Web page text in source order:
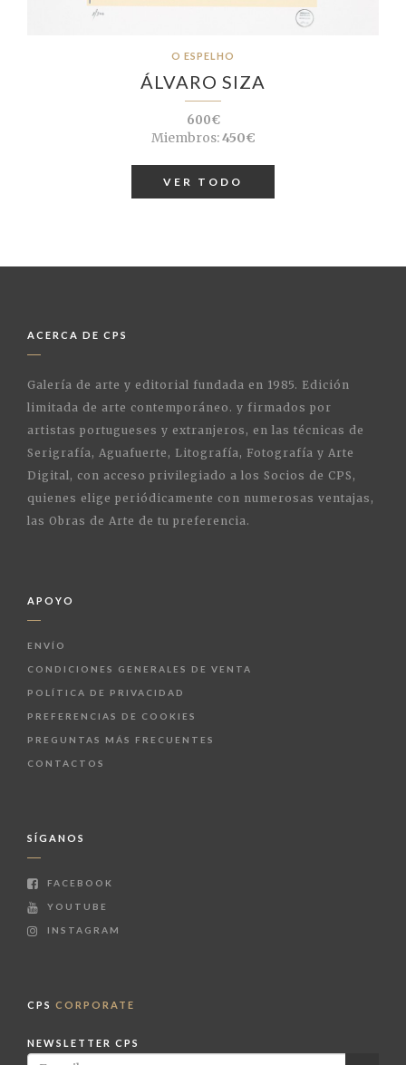
O ESPELHO
ÁLVARO SIZA
600€
Miembros:450€
VER TODO
ACERCA DE CPS
Galería de arte y editorial fundada en 1985. Edición
limitada de arte contemporáneo. y firmados por
artistas portugueses y extranjeros, en las técnicas de
Serigrafía, Aguafuerte, Litografía, Fotografía y Arte
Digital, con acceso privilegiado a los Socios de CPS,
quienes elige periódicamente con numerosas ventajas,
las Obras de Arte de tu preferencia.
APOYO
ENVÍO
CONDICIONES GENERALES DE VENTA
POLÍTICA DE PRIVACIDAD
PREFERENCIAS DE COOKIES
PREGUNTAS MÁS FRECUENTES
CONTACTOS
SÍGANOS
FACEBOOK
YOUTUBE
INSTAGRAM
CPS CORPORATE
NEWSLETTER CPS